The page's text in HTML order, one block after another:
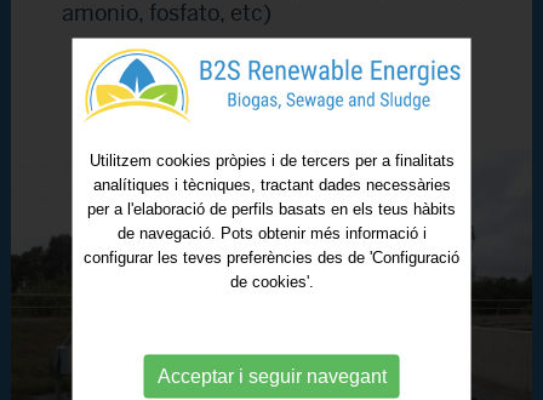
amonio, fosfato, etc)
Utilitzem cookies pròpies i de tercers per a finalitats
analítiques i tècniques, tractant dades necessàries
per a l'elaboració de perfils basats en els teus hàbits
de navegació. Pots obtenir més informació i
configurar les teves preferències des de 'Configuració
de cookies'.
Acceptar i seguir navegant